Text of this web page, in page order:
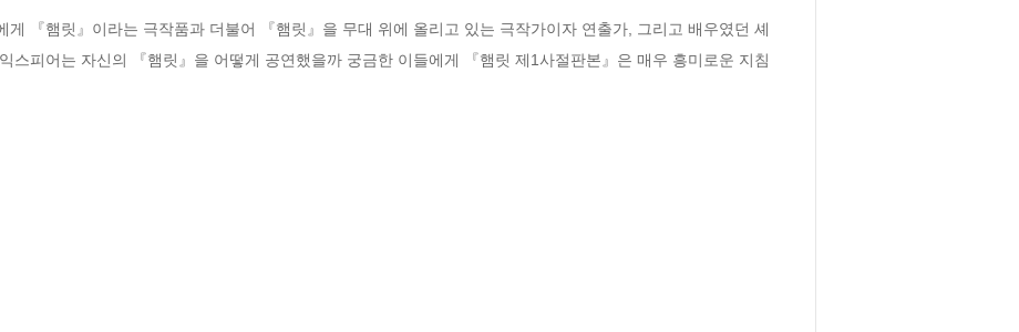
게 『햄릿』이라는 극작품과 더불어 『햄릿』을 무대 위에 올리고 있는 극작가이자 연출가, 그리고 배우였던 셰
스피어는 자신의 『햄릿』을 어떻게 공연했을까 궁금한 이들에게 『햄릿 제1사절판본』은 매우 흥미로운 지침